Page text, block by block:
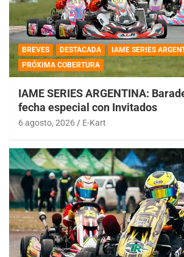
BREVES DESTACADA
IAME SERIES
PRÓXIMA COBERTURA
IAME SERIES ARGENTINA:
fecha especial con Invitados
6 agosto, 2026 E-Kart